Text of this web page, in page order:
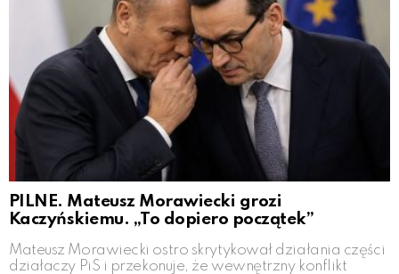
PILNE. Mateusz Morawiecki grozi
Kaczyńskiemu. „To dopiero początek”
Mateusz Morawiecki ostro skrytykował działania części
działaczy PiS i przekonuje, że wewnętrzny konflikt